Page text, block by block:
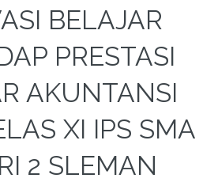
BELAJAR
PRESTASI
AKUNTANSI
XI IPS SMA
2 SLEMAN